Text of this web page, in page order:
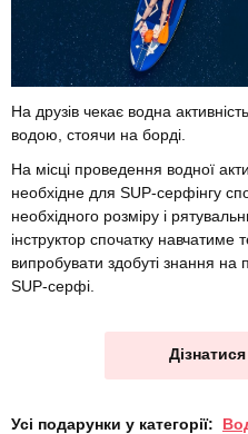
На друзів чекає водна
водою, стоячи на борді.
На місці проведення водної
необхідне для SUP-серфінгу
необхідного розміру і
інструктор спочатку навчатиме
випробувати здобуті знання на
SUP-серфі.
Усі подарунки у категорії: